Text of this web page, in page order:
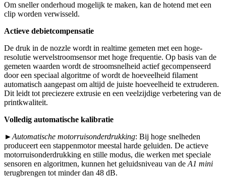
Om sneller onderhoud mogelijk te maken, kan de hotend met een
clip worden verwisseld.
Actieve debietcompensatie
De druk in de nozzle wordt in realtime gemeten met een hoge-
resolutie wervelstroomsensor met hoge frequentie. Op basis van de
gemeten waarden wordt de stroomsnelheid actief gecompenseerd
door een speciaal algoritme of wordt de hoeveelheid filament
automatisch aangepast om altijd de juiste hoeveelheid te extruderen.
Dit leidt tot preciezere extrusie en een veelzijdige verbetering van de
printkwaliteit.
Volledig automatische kalibratie
►Automatische motorruisonderdrukking: Bij hoge snelheden
produceert een stappenmotor meestal harde geluiden. De actieve
motorruisonderdrukking en stille modus, die werken met speciale
sensoren en algoritmen, kunnen het geluidsniveau van de A1 mini
terugbrengen tot minder dan 48 dB.